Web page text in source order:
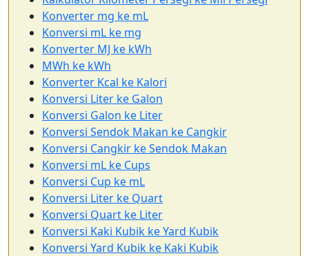
Konverter mg ke mL
Konversi mL ke mg
Konverter MJ ke kWh
MWh ke kWh
Konverter Kcal ke Kalori
Konversi Liter ke Galon
Konversi Galon ke Liter
Konversi Sendok Makan ke Cangkir
Konversi Cangkir ke Sendok Makan
Konversi mL ke Cups
Konversi Cup ke mL
Konversi Liter ke Quart
Konversi Quart ke Liter
Konversi Kaki Kubik ke Yard Kubik
Konversi Yard Kubik ke Kaki Kubik